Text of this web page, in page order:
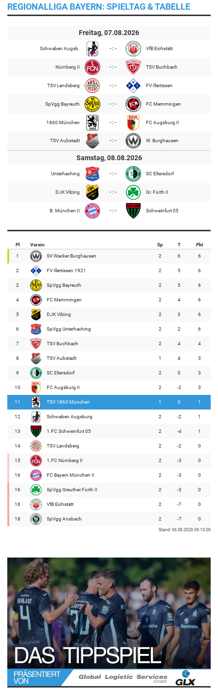
REGIONALLIGA BAYERN: SPIELTAG & TABELLE
Freitag, 07.08.2026
Schwaben Augsb. - : - VfB Eichstätt
Nürnberg II - : - TSV Buchbach
TSV Landsberg - : - FV Illertissen
SpVgg Bayreuth - : - FC Memmingen
1860 München - : - FC Augsburg II
TSV Aubstadt - : - W. Burghausen
Samstag, 08.08.2026
Unterhaching - : - SC Eltersdorf
DJK Vilzing - : - Gr. Fürth II
B. München II - : - Schweinfurt 05
Pl Verein Sp T Pkt
1 SV Wacker Burghausen 2 6 6
2 FV Illertissen 1921 2 5 6
2 SpVgg Bayreuth 2 5 6
4 FC Memmingen 2 4 6
5 DJK Vilzing 2 3 6
6 SpVgg Unterhaching 2 2 6
7 TSV Buchbach 2 4 4
8 TSV Aubstadt 1 4 3
9 SC Eltersdorf 2 0 3
10 FC Augsburg II 2 -2 3
11 TSV 1860 München 1 0 1
12 Schwaben Augsburg 2 -2 1
13 1.FC Schweinfurt 05 2 -4 1
14 TSV Landsberg 2 -2 0
15 1.FC Nürnberg II 2 -3 0
16 FC Bayern München II 2 -3 0
16 SpVgg Greuther Fürth II 2 -3 0
18 VfB Eichstätt 2 -7 0
18 SpVgg Ansbach 2 -7 0
Stand: 06.08.2026 06:10:00